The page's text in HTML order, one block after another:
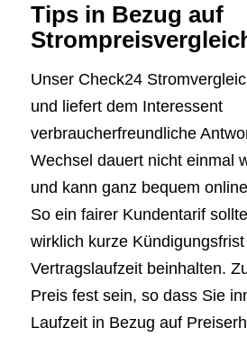
Tips in Bezug auf
Unser Check24
und liefert dem Interessent
verbraucherfreundliche
Wechsel dauert nicht einmal
und kann ganz bequem
So ein fairer Kundentarif
wirklich kurze
Vertragslaufzeit beinhalten.
Preis fest sein, so dass Sie
Laufzeit in Bezug auf